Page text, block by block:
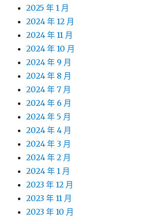
2025 年 1 月
2024 年 12 月
2024 年 11 月
2024 年 10 月
2024 年 9 月
2024 年 8 月
2024 年 7 月
2024 年 6 月
2024 年 5 月
2024 年 4 月
2024 年 3 月
2024 年 2 月
2024 年 1 月
2023 年 12 月
2023 年 11 月
2023 年 10 月